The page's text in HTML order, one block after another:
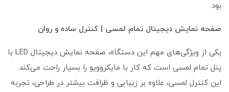
بود.
صفحه نمایش دیجیتال تمام لمسی | کنترل ساده و روان
یکی از ویژگی‌های مهم این دستگاه، صفحه نمایش دیجیتال LED با
پنل تمام لمسی است که کار با مایکروویو را بسیار راحت می‌کند.
این کنترل لمسی، علاوه بر زیبایی و ظرافت بیشتر در طراحی، تجربه